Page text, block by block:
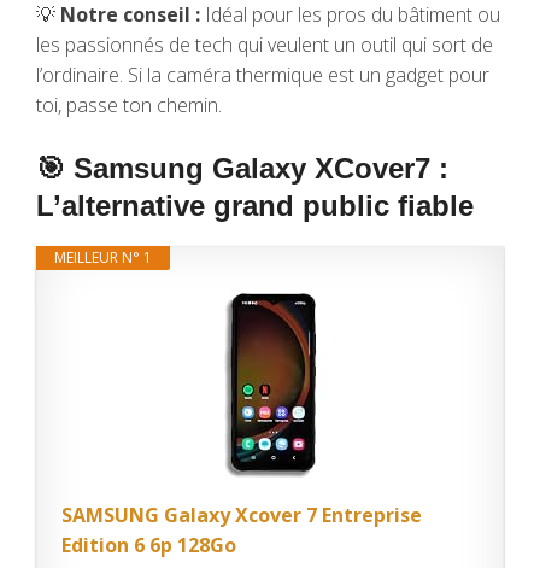
💡 Notre conseil : Idéal pour les pros du bâtiment ou
les passionnés de tech qui veulent un outil qui sort de
l’ordinaire. Si la caméra thermique est un gadget pour
toi, passe ton chemin.
🎯 Samsung Galaxy XCover7 :
L’alternative grand public fiable
MEILLEUR N° 1
SAMSUNG Galaxy Xcover 7 Entreprise
Edition 6 6p 128Go